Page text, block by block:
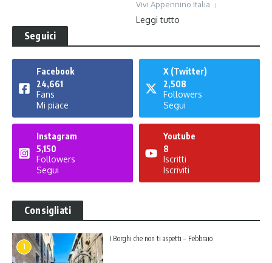
Vivi Appennino Italia
Leggi tutto
Seguici
Facebook
24,661
Fans
Mi piace
X (Twitter)
2,508
Followers
Segui
Instagram
5,150
Followers
Segui
Youtube
8
Iscritti
Iscriviti
Consigliati
1
I Borghi che non ti aspetti – Febbraio